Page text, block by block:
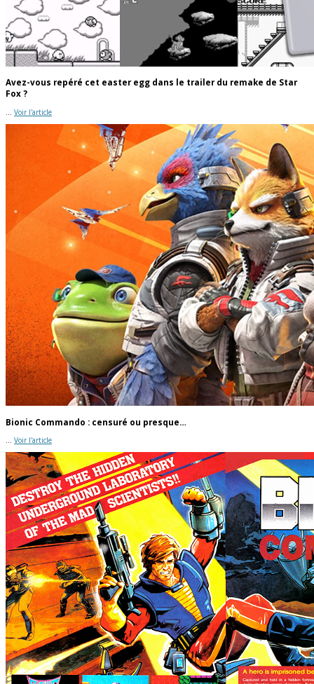
Avez-vous repéré cet easter egg dans le trailer du remake de Star
Fox ?
... Voir l'article
Bionic Commando : censuré ou presque…
... Voir l'article